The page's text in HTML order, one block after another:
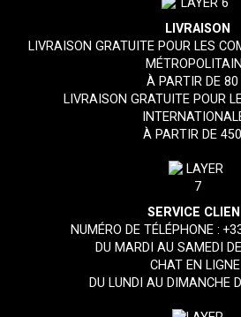
LIVRAISON
LIVRAISON GRATUITE POUR LES
À PARTIR DE
LIVRAISON GRATUITE POUR
À PARTIR DE
SERVICE
NUMÉRO DE TÉLÉPHONE :
DU MARDI AU SAMEDI
CHAT EN
DU LUNDI AU DIMANCHE